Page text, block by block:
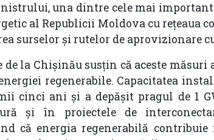
una dintre cele mai
al Republicii Moldova cu rețeaua
surselor și rutelor de aprovizionare
la Chișinău susțin că aceste
regenerabile. Capacitatea
cinci ani și a depășit pragul de 1
și în proiectele de
că energia regenerabilă